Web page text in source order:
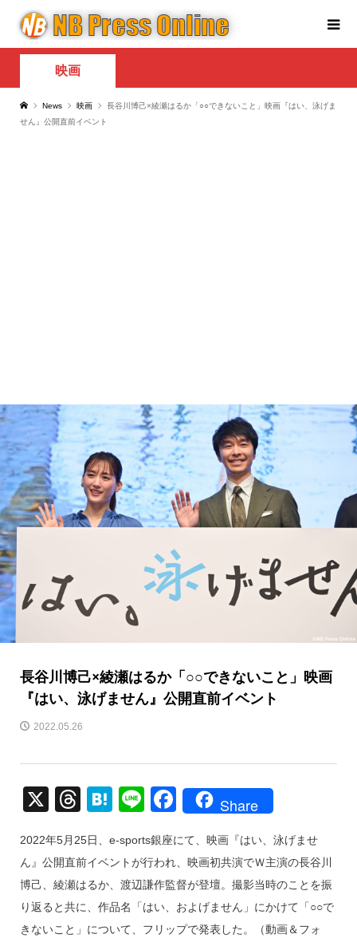
映画
News 映画
長谷川博己×綾瀬はるか「○○できないこと」映画『はい、泳げま
せん』公開直前イベント
長谷川博己×綾瀬はるか「○○できないこと」映画
『はい、泳げません』公開直前イベント
2022.05.26
X
T
e
a
d
s
H
e
n
a
Li
e
F
c
e
b
o
Share
2022年5月25日、e-sports銀座にて、映画『はい、泳げませ
ん』公開直前イベントが行われ、映画初共演でＷ主演の長谷川
博己、綾瀬はるか、渡辺謙作監督が登壇。撮影当時のことを振
り返ると共に、作品名「はい、およげません」にかけて「○○で
きないこと」について、フリップで発表した。（動画＆フォ